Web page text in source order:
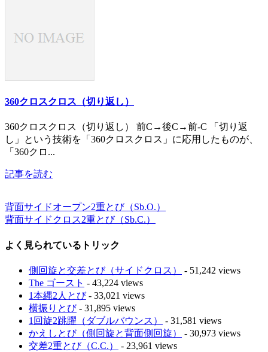
360クロスクロス（切り返し）
360クロスクロス（切り返し） 前C→後C→前-C 「切り返
し」という技術を「360クロスクロス」に応用したものが、
「360クロ...
記事を読む
背面サイドオープン2重とび（Sb.O.）
背面サイドクロス2重とび（Sb.C.）
よく見られているトリック
側回旋と交差とび（サイドクロス）
- 51,242 views
The ゴースト - 43,224 views
1本縄2人とび- 33,021 views
横振りとび- 31,895 views
1回旋2跳躍（ダブルバウンス）
- 31,581 views
かえしとび（側回旋と背面側回旋）
- 30,973 views
交差2重とび（C.C.）
- 23,961 views